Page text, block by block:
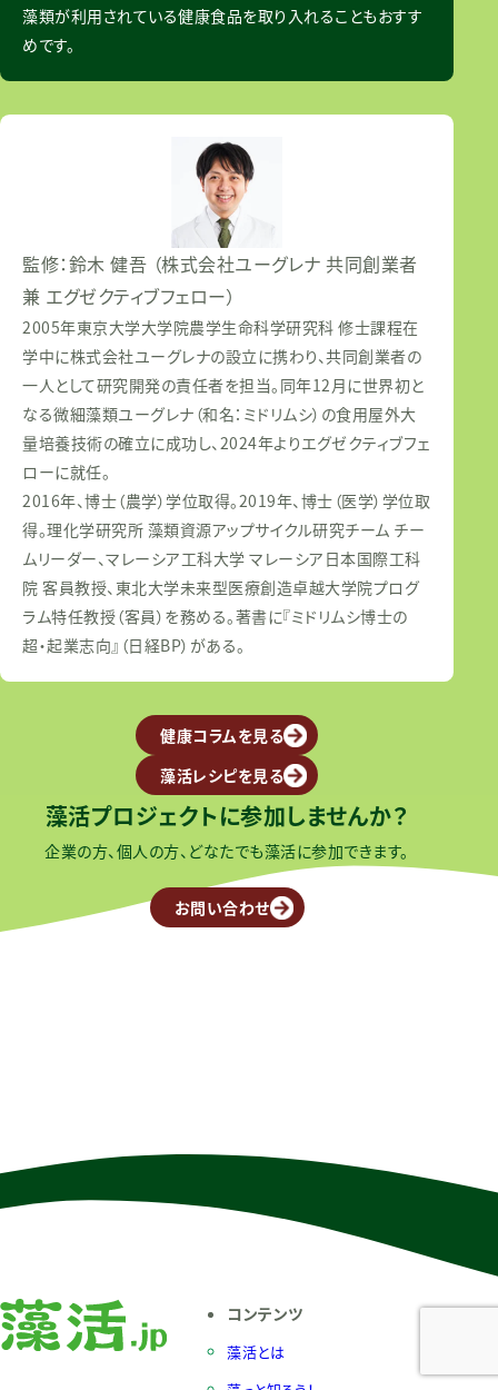
藻類が利用されている健康食品を取り入れることもおすす
めです。
監修：鈴木 健吾 （株式会社ユーグレナ 共同創業者
兼 エグゼクティブフェロー）
2005年東京大学大学院農学生命科学研究科 修士課程在
学中に株式会社ユーグレナの設立に携わり、共同創業者の
一人として研究開発の責任者を担当。同年12月に世界初と
なる微細藻類ユーグレナ（和名：ミドリムシ）の食用屋外大
量培養技術の確立に成功し、2024年よりエグゼクティブフェ
ローに就任。
2016年、博士（農学）学位取得。2019年、博士（医学）学位取
得。理化学研究所 藻類資源アップサイクル研究チーム チー
ムリーダー、マレーシア工科大学 マレーシア日本国際工科
院 客員教授、東北大学未来型医療創造卓越大学院プログ
ラム特任教授（客員）を務める。著書に『ミドリムシ博士の
超・起業志向』（日経BP）がある。
健康コラムを見る
藻活レシピを見る
藻活プロジェクトに参加しませんか？
企業の方、個人の方、どなたでも藻活に参加できます。
お問い合わせ
コンテンツ
藻活とは